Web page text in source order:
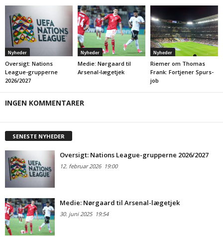
Nyheder
Oversigt: Nations
League-grupperne
2026/2027
Nyheder
Medie: Nørgaard til
Arsenal-lægetjek
Nyheder
Riemer om Thomas
Frank: Fortjener Spurs-
job
INGEN KOMMENTARER
SENESTE NYHEDER
Oversigt: Nations League-grupperne 2026/2027
12. februar 202619:00
Medie: Nørgaard til Arsenal-lægetjek
30. juni 202519:54